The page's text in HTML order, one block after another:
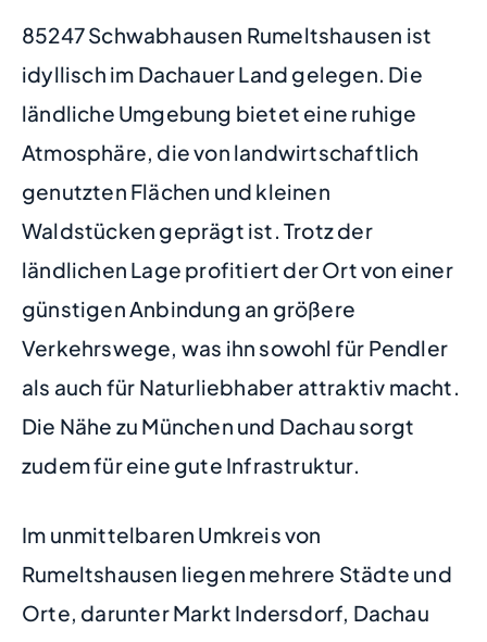
85247 Schwabhausen Rumeltshausen ist
idyllisch im Dachauer Land gelegen. Die
ländliche Umgebung bietet eine ruhige
Atmosphäre, die von landwirtschaftlich
genutzten Flächen und kleinen
Waldstücken geprägt ist. Trotz der
ländlichen Lage profitiert der Ort von einer
günstigen Anbindung an größere
Verkehrswege, was ihn sowohl für Pendler
als auch für Naturliebhaber attraktiv macht.
Die Nähe zu München und Dachau sorgt
zudem für eine gute Infrastruktur.
Im unmittelbaren Umkreis von
Rumeltshausen liegen mehrere Städte und
Orte, darunter Markt Indersdorf, Dachau